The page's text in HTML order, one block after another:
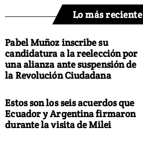
Lo más reciente
Pabel Muñoz inscribe su
candidatura a la reelección por
una alianza ante suspensión de
la Revolución Ciudadana
Estos son los seis acuerdos que
Ecuador y Argentina firmaron
durante la visita de Milei